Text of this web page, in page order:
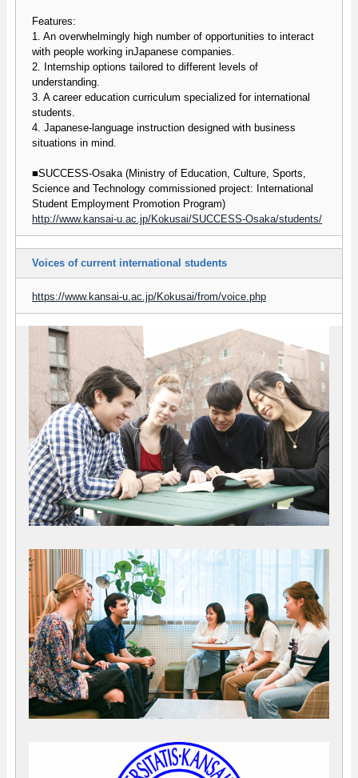
Features:
1. An overwhelmingly high number of opportunities to interact
with people working inJapanese companies.
2. Internship options tailored to different levels of
understanding.
3. A career education curriculum specialized for international
students.
4. Japanese-language instruction designed with business
situations in mind.
■SUCCESS-Osaka (Ministry of Education, Culture, Sports,
Science and Technology commissioned project: International
Student Employment Promotion Program)
http://www.kansai-u.ac.jp/Kokusai/SUCCESS-Osaka/students/
Voices of current international students
https://www.kansai-u.ac.jp/Kokusai/from/voice.php